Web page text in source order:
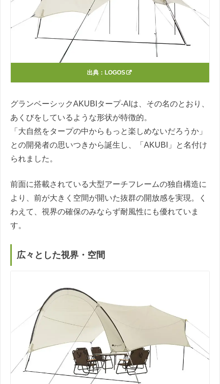
出典： LOGOS
グランベーシックAKUBIタープ-AIは、その名のとおり、
あくびをしているような形状が特徴的。
「大自然をタープの中からもっと楽しめないだろうか」
との開発者の思いつきから誕生し、「AKUBI」と名付け
られました。
前面に搭載されている大型アーチフレームの独自構造に
より、前が大きく空間が開いた抜群の開放感を実現。く
わえて、視界の確保のみならず耐風性にも優れていま
す。
広々とした視界・空間